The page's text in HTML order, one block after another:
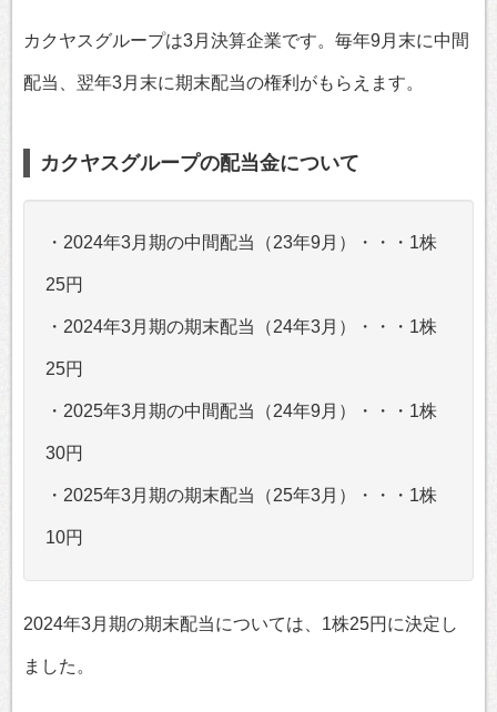
カクヤスグループは3月決算企業です。毎年9月末に中間
配当、翌年3月末に期末配当の権利がもらえます。
カクヤスグループの配当金について
・2024年3月期の中間配当（23年9月）・・・1株
25円
・2024年3月期の期末配当（24年3月）・・・1株
25円
・2025年3月期の中間配当（24年9月）・・・1株
30円
・2025年3月期の期末配当（25年3月）・・・1株
10円
2024年3月期の期末配当については、1株25円に決定し
ました。